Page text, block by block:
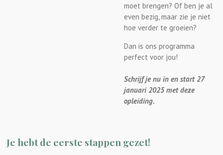
moet brengen? Of ben je al
even bezig, maar zie je niet
hoe verder te groeien?
Dan is ons programma
perfect voor jou!
Schrijf je nu in en start 27
januari 2025 met deze
opleiding.
Je hebt de eerste stappen gezet!